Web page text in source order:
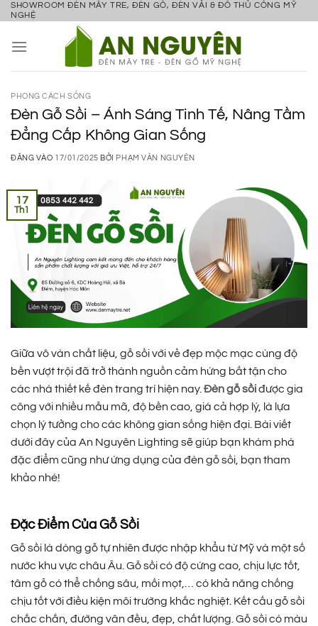
Bỏ
nội
SHOWROOM ĐÈN MÂY TRE, ĐÈN GỖ, ĐÈN VẢI & ĐỒ THỦ CÔNG MỸ
NGHỆ
PHONG CÁCH SỐNG
Đèn Gỗ Sồi – Ánh Sáng Tinh Tế, Nâng Tầm
Đẳng Cấp Không Gian Sống
ĐĂNG VÀO 17/01/2025 BỞI PHẠM VĂN NGUYÊN
17
Th1
Giữa vô vàn chất liệu, gỗ sồi với vẻ đẹp mộc mạc cùng độ
bền vượt trội đã trở thành nguồn cảm hứng bất tận cho
các nhà thiết kế đèn trang trí hiện nay. Đèn gỗ sồiđược gia
công với nhiều mẫu mã, độ bền cao, giá cả hợp lý, là lựa
chọn lý tưởng cho các không gian sống hiện đại. Bài viết
dưới đây của An Nguyên Lighting sẽ giúp bạn khám phá
đặc điểm cũng như ứng dụng của đèn gỗ sồi, bạn tham
khảo nhé!
Đặc Điểm Của Gỗ Sồi
Gỗ sồi là dòng gỗ tự nhiên được nhập khẩu từ Mỹ và một số
nước khu vực châu Âu. Gỗ sồi có độ cứng cao, chịu lực tốt,
tâm gỗ có thể chống sâu, mối mọt,… có khả năng chống
chịu tốt với điều kiện môi trường khắc nghiệt. Kết cấu gỗ sồi
chắc chắn, đường vân đều, đẹp, chất lượng. Gỗ sồi có màu